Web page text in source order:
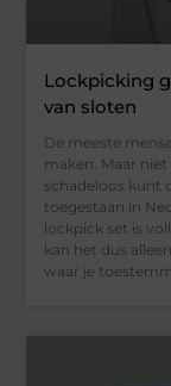
Lockpicking
van sloten
De meeste
maken. Maar
schadeloos kunt
toegestaan in
lockpick set is
kan het dus
waar je